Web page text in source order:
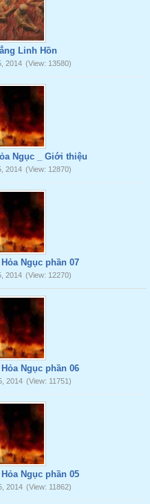
Linh Hồn
2014 (View: 13580)
Ngục _ Giới thiệu
2014 (View: 12870)
Ngục phần 07
2014 (View: 12270)
Ngục phần 06
2014 (View: 11751)
Ngục phần 05
2014 (View: 11862)